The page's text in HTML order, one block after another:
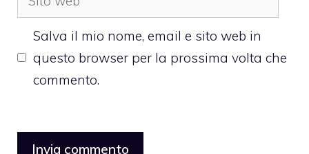
web
Salva il mio nome, email e sito web in
questo browser per la prossima volta che
commento.